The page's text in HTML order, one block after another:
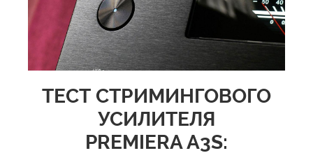
ТЕСТ СТРИМИНГОВОГО
УСИЛИТЕЛЯ
PREMIERA A3S: